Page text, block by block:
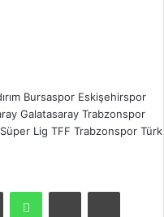
Bursaspor Eskişehirspor
Galatasaray Trabzonspor
Süper Lig TFF Trabzonspor Türk